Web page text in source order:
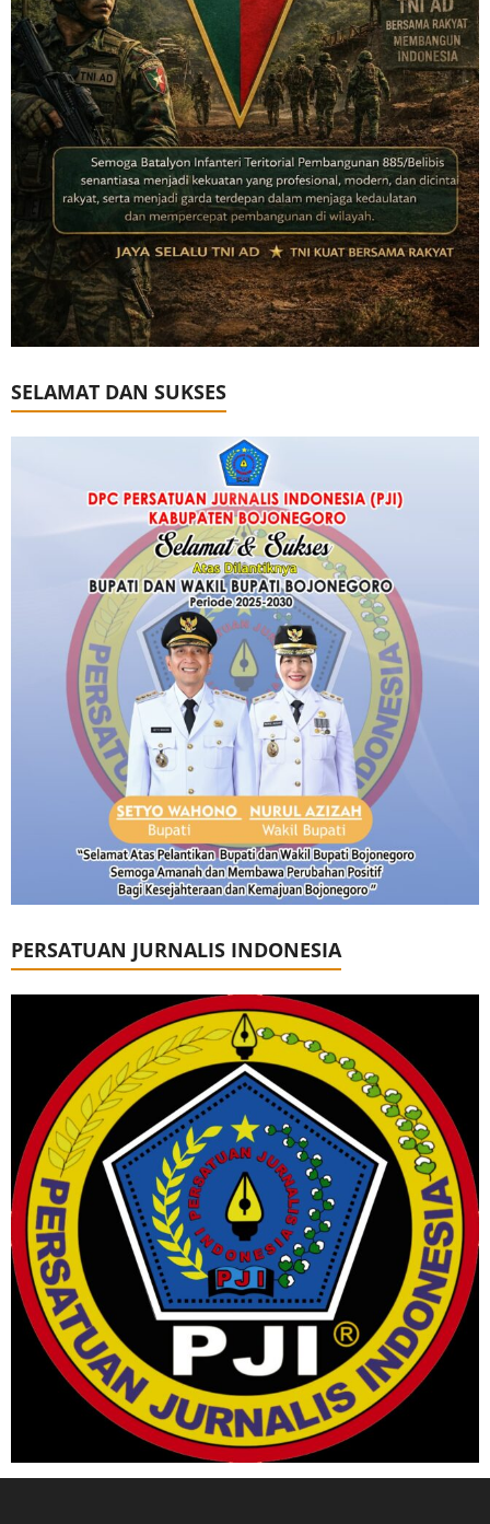
SELAMAT DAN SUKSES
PERSATUAN JURNALIS INDONESIA